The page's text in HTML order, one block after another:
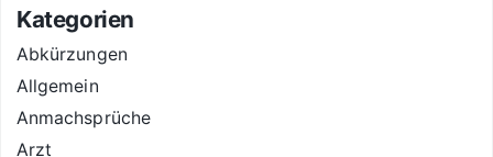
Kategorien
Abkürzungen
Allgemein
Anmachsprüche
Arzt